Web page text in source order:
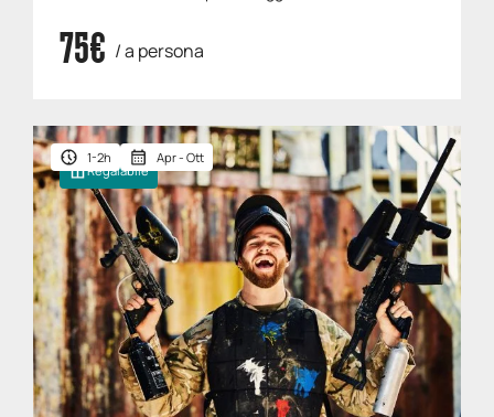
75€ / a persona
Regalabile
1-2h Apr - Ott